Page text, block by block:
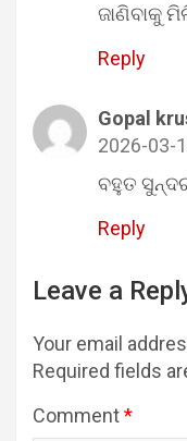
ଜାଣିବାକୁ
Reply
Gopal
2026-03-
ବହୁତ
Reply
Leave a
Your email
Required fields
Comment*